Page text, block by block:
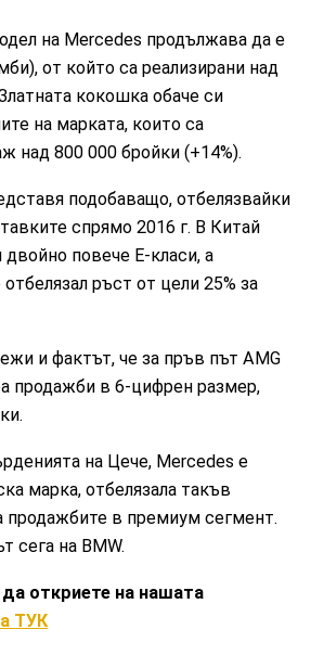
на Mercedes продължава да е
от който са реализирани над
кокошка обаче си
на марката, които са
над 800 000 бройки (+14%).
подобаващо, отбелязвайки
спрямо 2016 г. В Китай
двойно повече Е-класи, а
ръст от цели 25% за
и фактът, че за пръв път AMG
продажби в 6-цифрен размер,
на Цече, Mercedes е
марка, отбелязала такъв
в премиум сегмент.
сега на BMW.
откриете на нашата
ТУК